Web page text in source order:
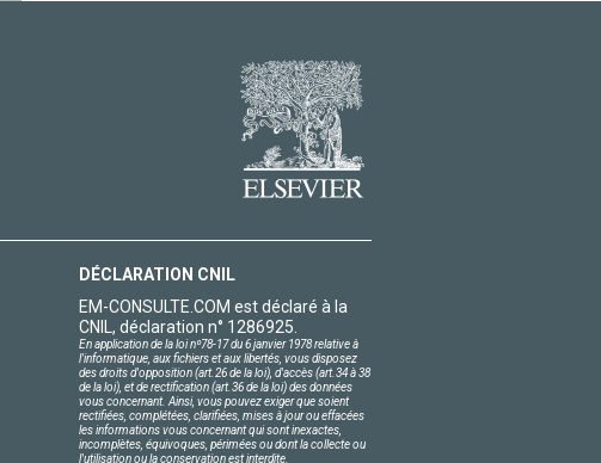
DÉCLARATION CNIL
EM-CONSULTE.COM est déclaré à la
CNIL, déclaration n° 1286925.
En application de la loi nº78-17 du 6 janvier 1978 relative à
l'informatique, aux fichiers et aux libertés, vous disposez
des droits d'opposition (art.26 de la loi), d'accès (art.34 à 38
de la loi), et de rectification (art.36 de la loi) des données
vous concernant. Ainsi, vous pouvez exiger que soient
rectifiées, complétées, clarifiées, mises à jour ou effacées
les informations vous concernant qui sont inexactes,
incomplètes, équivoques, périmées ou dont la collecte ou
l'utilisation ou la conservation est interdite.